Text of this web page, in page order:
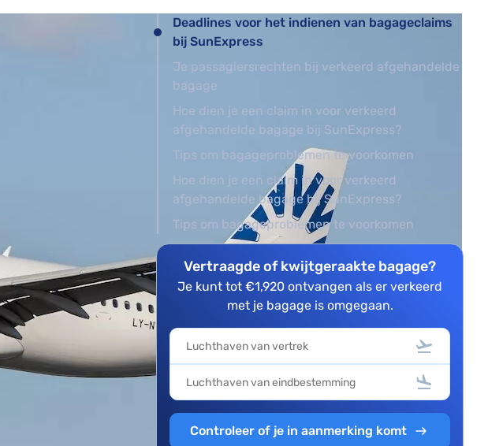
Deadlines voor het indienen van bagageclaims
bij SunExpress
Je passagiersrechten bij verkeerd afgehandelde
bagage
Hoe dien je een claim in voor verkeerd
afgehandelde bagage bij SunExpress?
Tips om bagageproblemen te voorkomen
Hoe dien je een claim in voor verkeerd
afgehandelde bagage bij SunExpress?
Tips om bagageproblemen te voorkomen
Vertraagde of kwijtgeraakte bagage?
Je kunt tot €1,920 ontvangen als er verkeerd
met je bagage is omgegaan.
Controleer of je in aanmerking komt